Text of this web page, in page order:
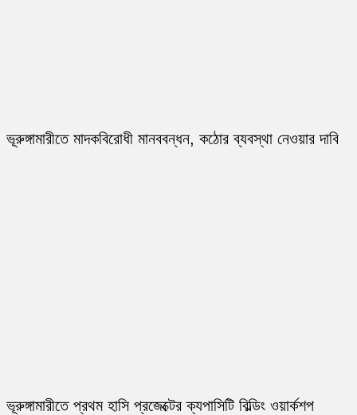
ভূরুঙ্গামারীতে মাদকবিরোধী মানববন্ধন, কঠোর ব্যবস্থা নেওয়ার দাবি
ভূরুঙ্গামারীতে প্রথম হাসি প্রজেক্টের ক্যপাসিটি বিল্ডিং ওয়ার্কশপ